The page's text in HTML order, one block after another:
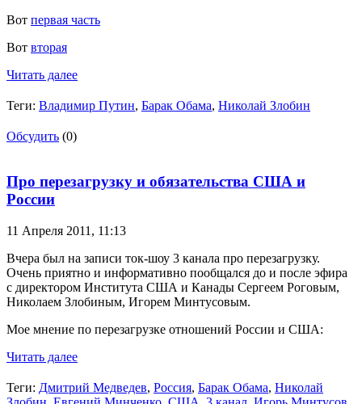
Вот первая часть
Вот вторая
Читать далее
Теги: Владимир Путин, Барак Обама, Николай Злобин
Обсудить (0)
Про перезагрузку и обязательства США и
России
11 Апреля 2011, 11:13
Вчера был на записи ток-шоу 3 канала про перезагрузку.
Очень приятно и информативно пообщался до и после эфира
с директором Института США и Канады Сергеем Роговым,
Николаем Злобиным, Игорем Минтусовым.
Мое мнение по перезагрузке отношений России и США:
Читать далее
Теги: Дмитрий Медведев, Россия, Барак Обама, Николай